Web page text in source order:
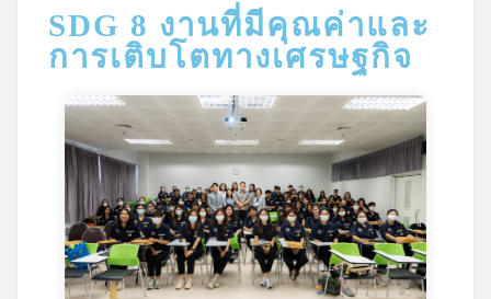
SDG 8 งานที่มีคุณค่าและ
การเติบโตทางเศรษฐกิจ